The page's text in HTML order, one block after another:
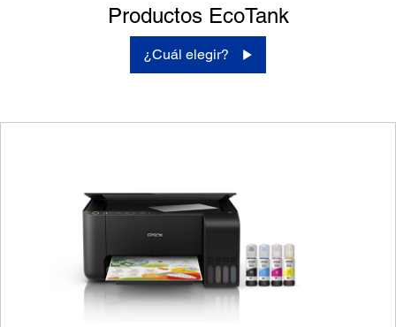
Productos EcoTank
¿Cuál elegir?